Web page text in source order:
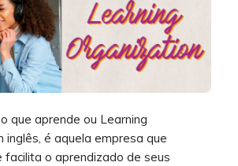
que aprende ou Learning
inglês, é aquela empresa que
o aprendizado de seus